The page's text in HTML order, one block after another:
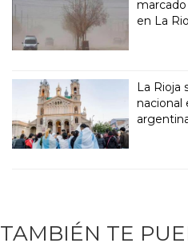
en La
La Rioja
nacional
TAMBIÉN TE